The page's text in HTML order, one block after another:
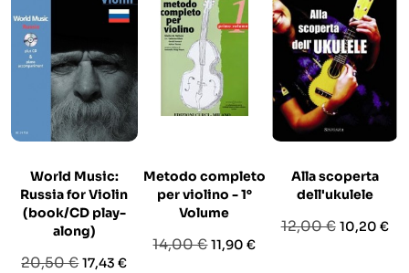
World Music:
Russia for Violin
(book/CD play-
along)
Prezzo
20,50 €Prezzo
17,43 €
Metodo completo
per violino - 1°
Volume
Prezzo
14,00 €Prezzo
11,90 €
Alla scoperta
dell'ukulele
Prezzo
12,00 € Prezzo
10,20 €